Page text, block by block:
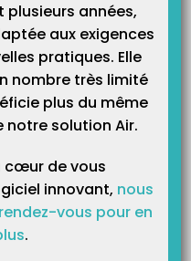
années,
aux exigences
pratiques. Elle
nombre très limité
plus du même
notre solution Air.
cœur de vous
innovant, nous
vous pour en
.